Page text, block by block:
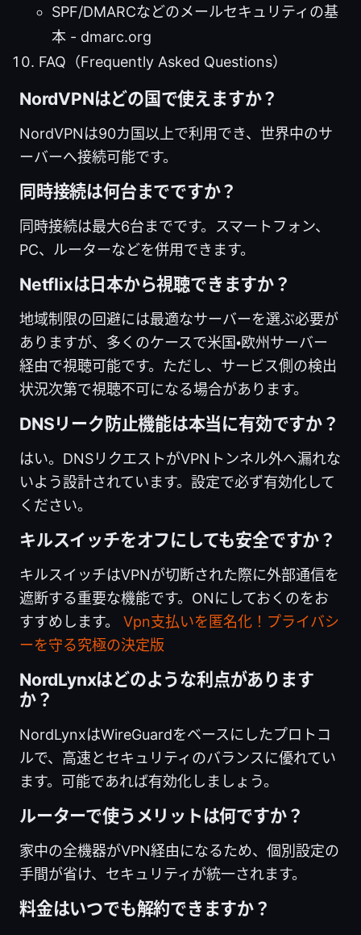
SPF/DMARCなどのメールセキュリティの基
本 - dmarc.org
FAQ（Frequently Asked Questions）
NordVPNはどの国で使えますか？
NordVPNは90カ国以上で利用でき、世界中のサ
ーバーへ接続可能です。
同時接続は何台までですか？
同時接続は最大6台までです。スマートフォン、
PC、ルーターなどを併用できます。
Netflixは日本から視聴できますか？
地域制限の回避には最適なサーバーを選ぶ必要が
ありますが、多くのケースで米国・欧州サーバー
経由で視聴可能です。ただし、サービス側の検出
状況次第で視聴不可になる場合があります。
DNSリーク防止機能は本当に有効ですか？
はい。DNSリクエストがVPNトンネル外へ漏れな
いよう設計されています。設定で必ず有効化して
ください。
キルスイッチをオフにしても安全ですか？
キルスイッチはVPNが切断された際に外部通信を
遮断する重要な機能です。ONにしておくのをお
すすめします。 Vpn支払いを匿名化！プライバシ
ーを守る究極の決定版
NordLynxはどのような利点があります
か？
NordLynxはWireGuardをベースにしたプロトコ
ルで、高速とセキュリティのバランスに優れてい
ます。可能であれば有効化しましょう。
ルーターで使うメリットは何ですか？
家中の全機器がVPN経由になるため、個別設定の
手間が省け、セキュリティが統一されます。
料金はいつでも解約できますか？